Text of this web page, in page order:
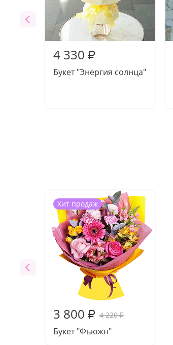
4 330 ₽
Букет "Энергия солнца"
Хит продаж
3 800 ₽ 4 220₽
Букет "Фьюжн"